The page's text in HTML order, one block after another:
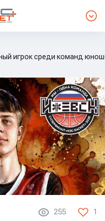
игрок среди команд
255 1